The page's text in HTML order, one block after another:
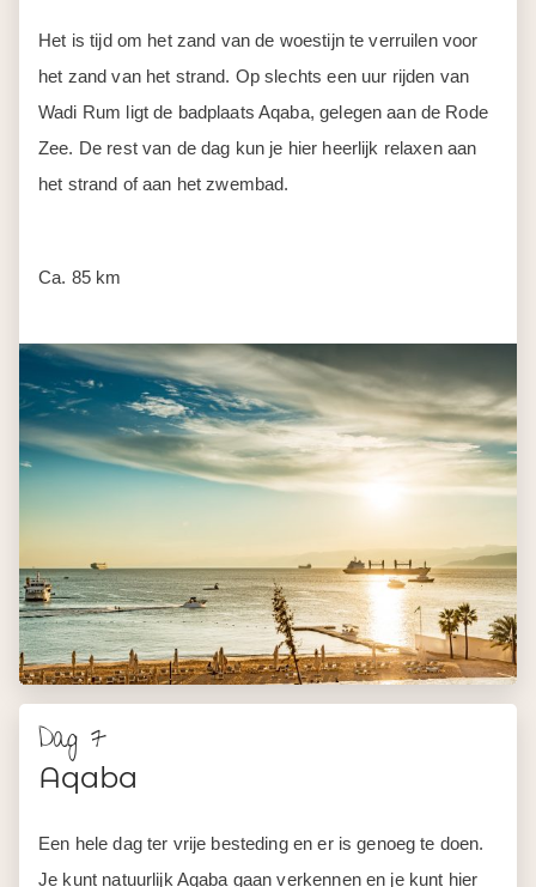
Dag 7
Aqaba
goedkoop souvenirs kopen. Bovendien vind je in het
Aqaba staat bekend om zijn spectaculaire
onderwaterwereld. Je vindt hier schitterend koraal en een
enorme hoeveelheid gekleurde tropische vissen. Deze
kun je gaan bekijken tijdens een tocht met een boot met
een glazen bodem of je kunt gaan snorkelen. Verder kun
doorbrengen op het strand of aan het zwembad.